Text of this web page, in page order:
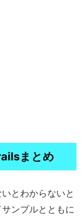
まとめ
とわからないと
ンプルとともに